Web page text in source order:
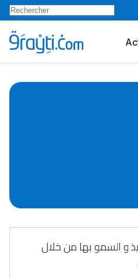
و السمو بها من خلال